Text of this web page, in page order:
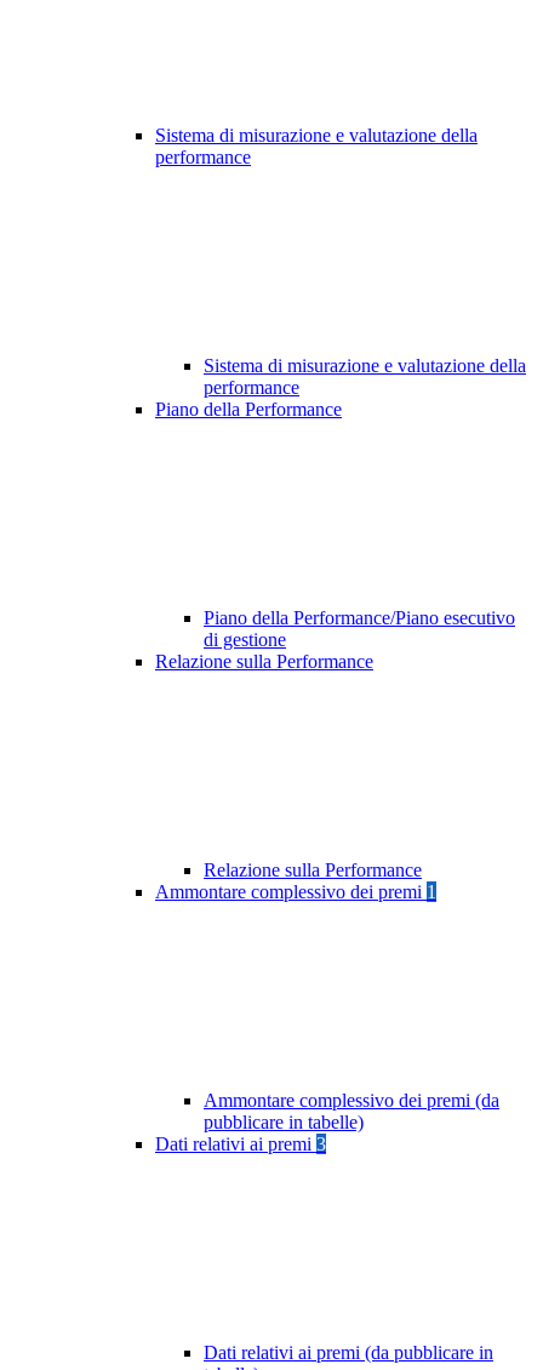
Sistema di misurazione e valutazione della
performance
Sistema di misurazione e valutazione della
performance
Piano della Performance
Piano della Performance/Piano esecutivo
di gestione
Relazione sulla Performance
Relazione sulla Performance
Ammontare complessivo dei premi 1
Ammontare complessivo dei premi (da
pubblicare in tabelle)
Dati relativi ai premi 3
Dati relativi ai premi (da pubblicare in